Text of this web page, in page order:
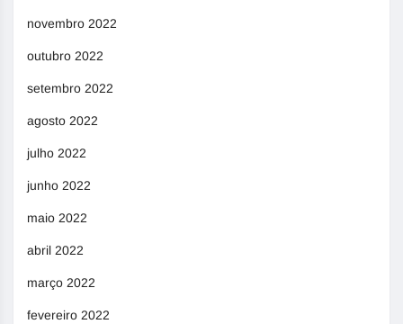
novembro 2022
outubro 2022
setembro 2022
agosto 2022
julho 2022
junho 2022
maio 2022
abril 2022
março 2022
fevereiro 2022